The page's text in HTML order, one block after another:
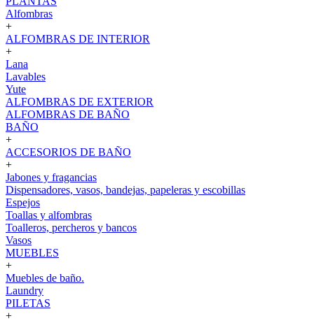
Alfombras
+
ALFOMBRAS DE INTERIOR
+
Lana
Lavables
Yute
ALFOMBRAS DE EXTERIOR
ALFOMBRAS DE BAÑO
BAÑO
+
ACCESORIOS DE BAÑO
+
Jabones y fragancias
Dispensadores, vasos, bandejas, papeleras y escobillas
Espejos
Toallas y alfombras
Toalleros, percheros y bancos
Vasos
MUEBLES
+
Muebles de baño.
Laundry
PILETAS
+